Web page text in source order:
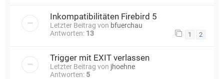
Inkompatibilitäten Firebird 5
Letzter Beitrag von bfuerchau
Antworten: 13 1 2
Trigger mit EXIT verlassen
Letzter Beitrag von jhoehne
Antworten: 5